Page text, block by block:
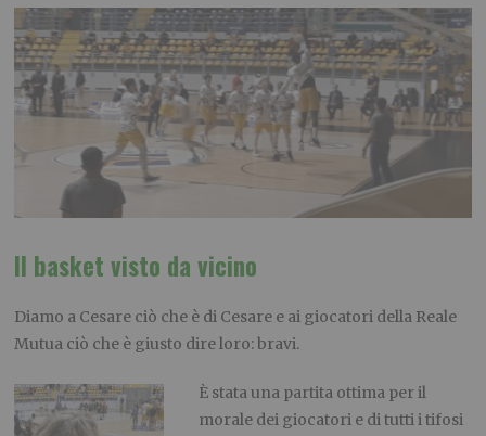
Il basket visto da vicino
Diamo a Cesare ciò che è di Cesare e ai giocatori della Reale
Mutua ciò che è giusto dire loro: bravi.
È stata una partita ottima per il
morale dei giocatori e di tutti i tifosi